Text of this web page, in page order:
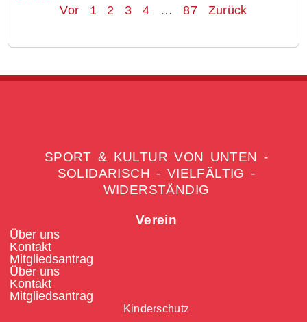
Vor
1 2 3 4 … 87 Zurück
SPORT & KULTUR VON UNTEN -
SOLIDARISCH - VIELFÄLTIG -
WIDERSTÄNDIG
Verein
Über uns
Kontakt
Mitgliedsantrag
Über uns
Kontakt
Mitgliedsantrag
Kinderschutz